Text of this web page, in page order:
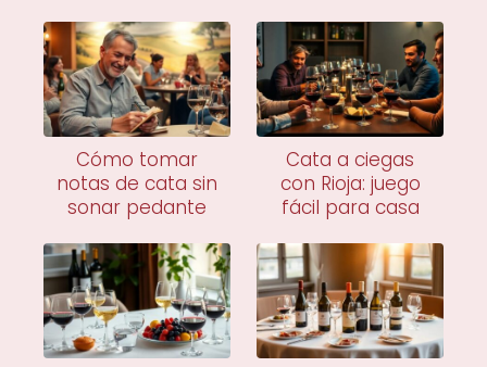
Cómo tomar
notas de cata sin
sonar pedante
Cata a ciegas
con Rioja: juego
fácil para casa